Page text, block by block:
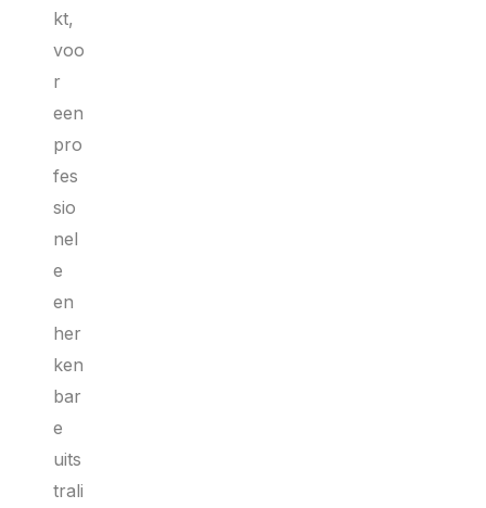
kt,
voo
r
een
pro
fes
sio
nel
e
en
her
ken
bar
e
uits
trali